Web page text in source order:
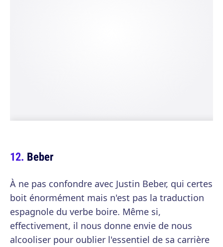
Beber
À ne pas confondre avec Justin Beber, qui certes
boit énormément mais n'est pas la traduction
espagnole du verbe boire. Même si,
effectivement, il nous donne envie de nous
alcooliser pour oublier l'essentiel de sa carrière